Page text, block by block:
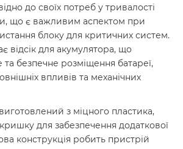
до своїх потреб у тривалості
що є важливим аспектом при
блоку для критичних систем.
відсік для акумулятора, що
та безпечне розміщення батареї,
впливів та механічних
з міцного пластика,
для забезпечення додаткової
конструкція робить пристрій